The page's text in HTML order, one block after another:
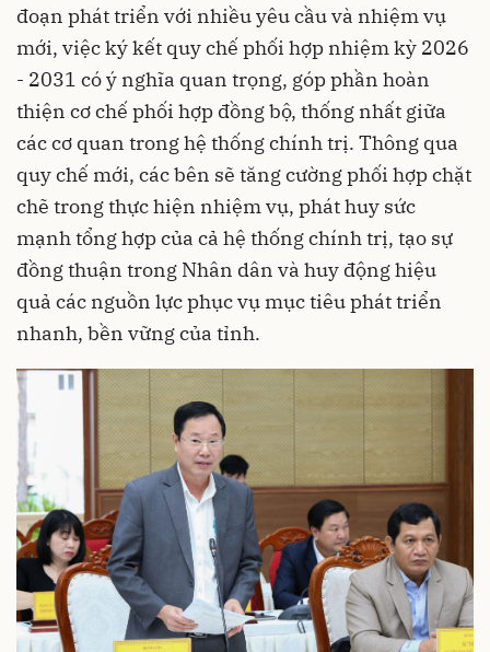
đoạn phát triển với nhiều yêu cầu và nhiệm vụ
mới, việc ký kết quy chế phối hợp nhiệm kỳ 2026
- 2031 có ý nghĩa quan trọng, góp phần hoàn
thiện cơ chế phối hợp đồng bộ, thống nhất giữa
các cơ quan trong hệ thống chính trị. Thông qua
quy chế mới, các bên sẽ tăng cường phối hợp chặt
chẽ trong thực hiện nhiệm vụ, phát huy sức
mạnh tổng hợp của cả hệ thống chính trị, tạo sự
đồng thuận trong Nhân dân và huy động hiệu
quả các nguồn lực phục vụ mục tiêu phát triển
nhanh, bền vững của tỉnh.